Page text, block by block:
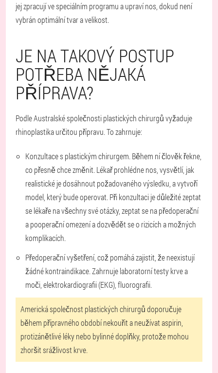
jej zpracují ve speciálním programu a upraví nos, dokud není
vybrán optimální tvar a velikost.
JE NA TAKOVÝ POSTUP
POTŘEBA NĚJAKÁ
PŘÍPRAVA?
Podle Australské společnosti plastických chirurgů vyžaduje
rhinoplastika určitou přípravu. To zahrnuje:
Konzultace s plastickým chirurgem. Během ní člověk řekne,
co přesně chce změnit. Lékař prohlédne nos, vysvětlí, jak
realistické je dosáhnout požadovaného výsledku, a vytvoří
model, který bude operovat. Při konzultaci je důležité zeptat
se lékaře na všechny své otázky, zeptat se na předoperační
a pooperační omezení a dozvědět se o rizicích a možných
komplikacích.
Předoperační vyšetření, což pomáhá zajistit, že neexistují
žádné kontraindikace. Zahrnuje laboratorní testy krve a
moči, elektrokardiografii (EKG), fluorografii.
Americká společnost plastických chirurgů doporučuje
během přípravného období nekouřit a neužívat aspirin,
protizánětlivé léky nebo bylinné doplňky, protože mohou
zhoršit srážlivost krve.